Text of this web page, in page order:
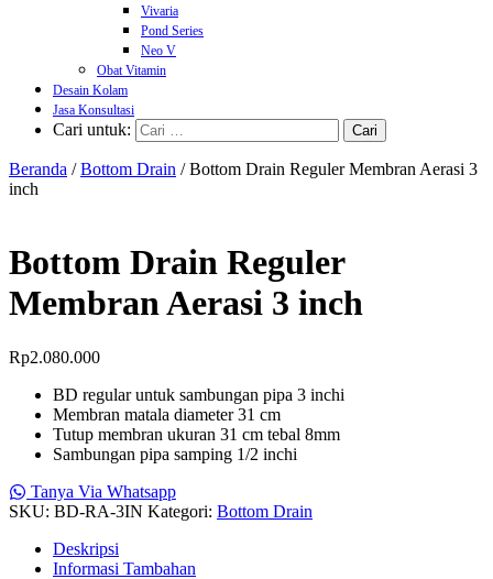
Vivaria
Pond Series
Neo V
Obat Vitamin
Desain Kolam
Jasa Konsultasi
Cari untuk:
Beranda /Bottom Drain / Bottom Drain Reguler Membran Aerasi 3
inch
Bottom Drain Reguler
Membran Aerasi 3 inch
Rp2.080.000
BD regular untuk sambungan pipa 3 inchi
Membran matala diameter 31 cm
Tutup membran ukuran 31 cm tebal 8mm
Sambungan pipa samping 1/2 inchi
Tanya Via Whatsapp
SKU: BD-RA-3IN Kategori: Bottom Drain
Deskripsi
Informasi Tambahan